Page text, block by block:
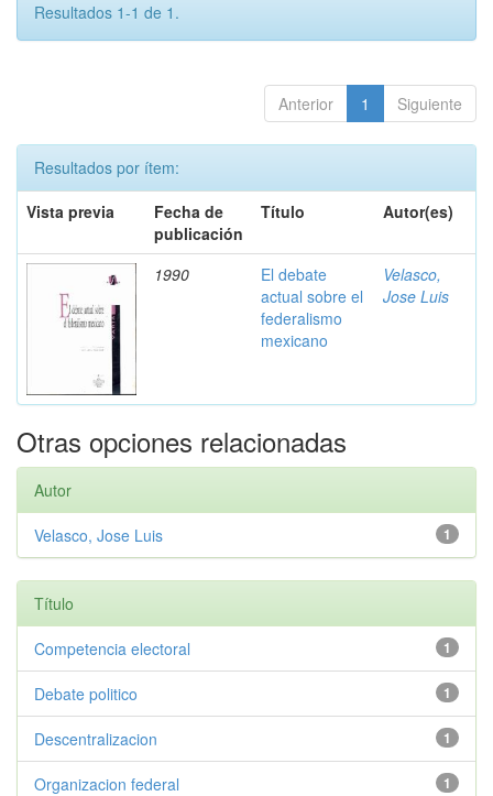
Resultados 1-1 de 1.
Anterior 1 Siguiente
Resultados por ítem:
Vista previa
Fecha de
publicación
Título Autor(es)
1990
El debate
actual sobre el
federalismo
mexicano
Velasco,
Jose Luis
Otras opciones relacionadas
Autor
1
Velasco, Jose Luis
Título
1
Competencia electoral
1
Debate politico
1
Descentralizacion
1
Organizacion federal